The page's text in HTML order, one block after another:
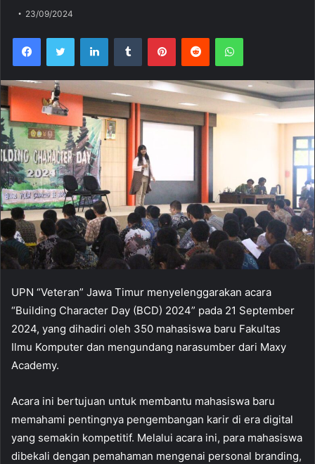
23/09/2024
UPN “Veteran” Jawa Timur menyelenggarakan acara
“Building Character Day (BCD) 2024” pada 21 September
2024, yang dihadiri oleh 350 mahasiswa baru Fakultas
Ilmu Komputer dan mengundang narasumber dari Maxy
Academy.
Acara ini bertujuan untuk membantu mahasiswa baru
memahami pentingnya pengembangan karir di era digital
yang semakin kompetitif. Melalui acara ini, para mahasiswa
dibekali dengan pemahaman mengenai personal branding,